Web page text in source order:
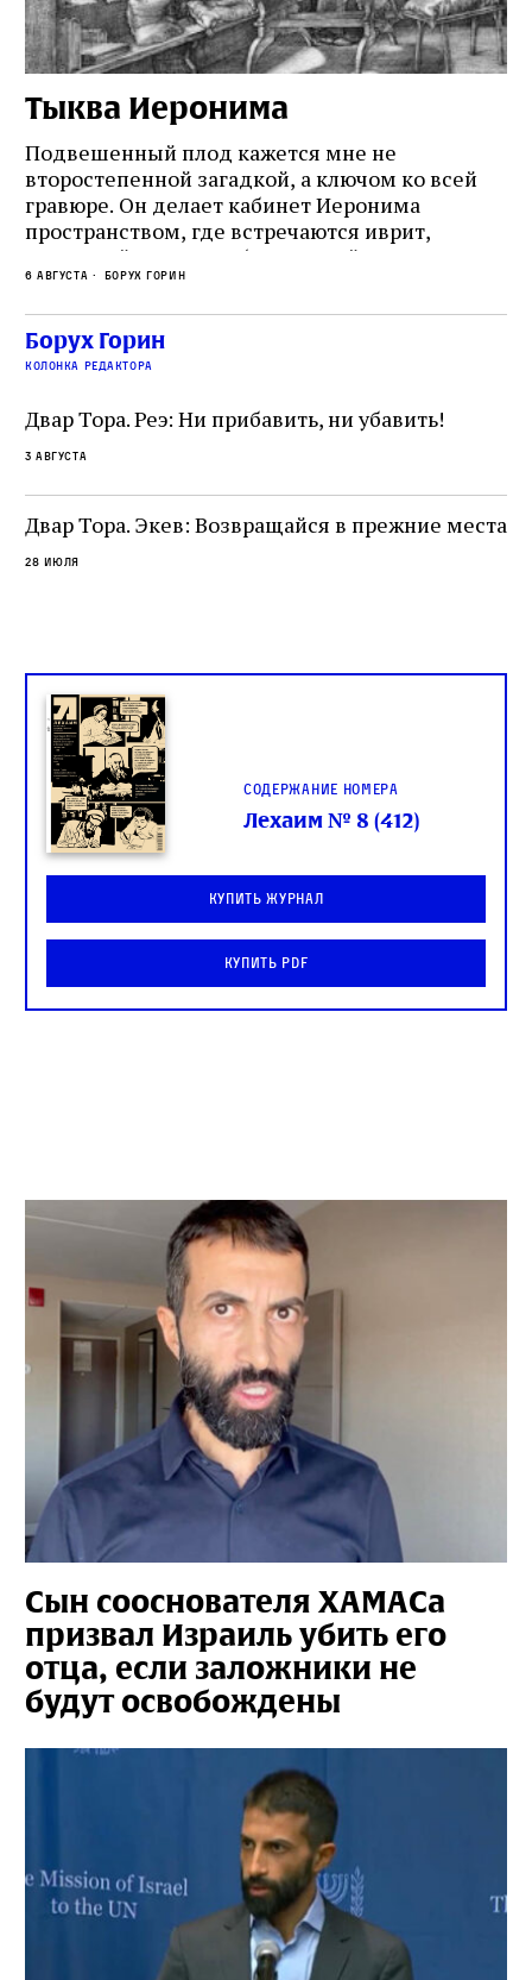
Тыква Иеронима
Подвешенный плод кажется мне не
второстепенной загадкой, а ключом ко всей
гравюре. Он делает кабинет Иеронима
пространством, где встречаются иврит,
греческий и латынь; буквальный смысл и
церковная традиция; филологическая
точность и понятность; переводчик,
убеждённый в необходимости исправления, и
читатель, воспринимающий исправление как
не просто покровитель переводчиков,
окружённый книгами. Перед нами человек,
одно решение которого вызвало возмущение
целой общины и стало частью многовекового
спора о том, кому принадлежит последнее
слово в переводе Библии
6 августа Борух Горин
Борух Горин
колонка редактора
Двар Тора. Реэ: Ни прибавить, ни убавить!
3 августа
Двар Тора. Экев: Возвращайся в прежние места
28 июля
Содержание номера
Лехаим № 8 (412)
Купить журнал
Купить PDF
Сын сооснователя ХАМАСа
призвал Израиль убить его
отца, если заложники не
будут освобождены